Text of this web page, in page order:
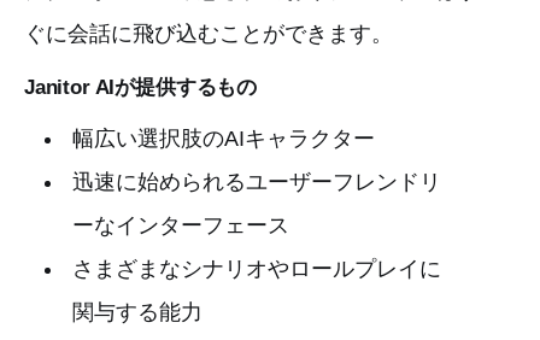
ぐに会話に飛び込むことができます。
Janitor AIが提供するもの
幅広い選択肢のAIキャラクター
迅速に始められるユーザーフレンドリ
ーなインターフェース
さまざまなシナリオやロールプレイに
関与する能力